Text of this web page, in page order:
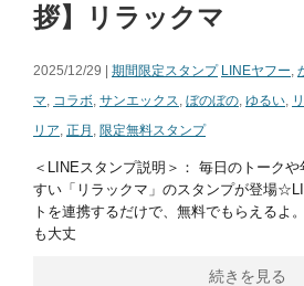
拶】リラックマ
2025/12/29 | 期間限定スタンプ LINEヤフー,
マ, コラボ, サンエックス, ぼのぼの, ゆるい,
リア, 正月 , 限定無料スタンプ
＜LINEスタンプ説明＞： 毎日のトーク
すい「リラックマ」のスタンプが登場
トを連携するだけで、無料でもらえるよ
も大丈
続きを見る